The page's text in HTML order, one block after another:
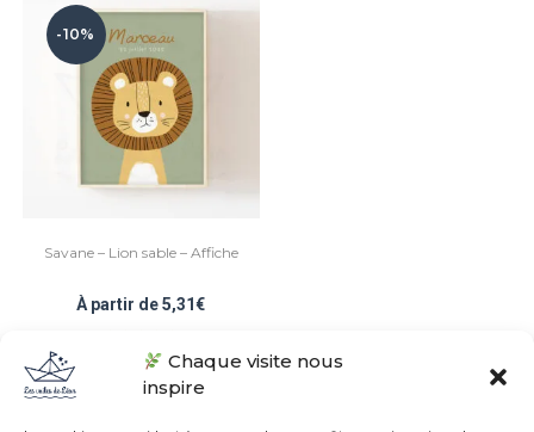
Chaque visite nous
inspire
-10%
Savane – Lion sable – Affiche
À partir de5,31€
4.94
sur 5